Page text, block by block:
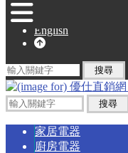
English
家居電器
廚房電器